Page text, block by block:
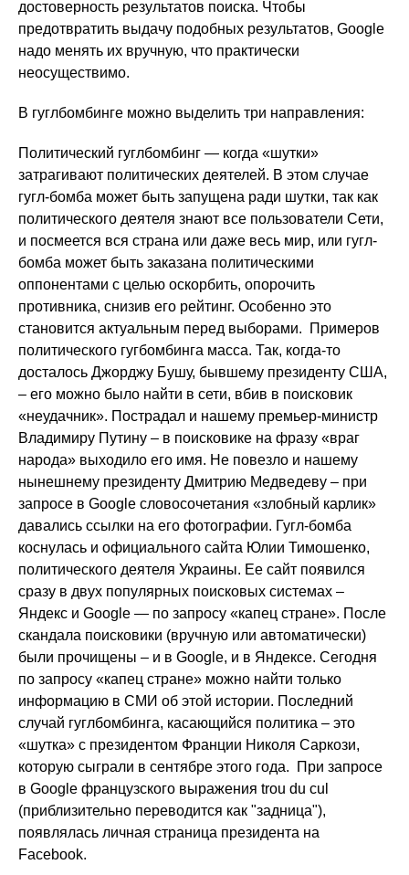
достоверность результатов поиска. Чтобы
предотвратить выдачу подобных результатов, Google
надо менять их вручную, что практически
неосуществимо.
В гуглбомбинге можно выделить три направления:
Политический гуглбомбинг — когда «шутки»
затрагивают политических деятелей. В этом случае
гугл-бомба может быть запущена ради шутки, так как
политического деятеля знают все пользователи Сети,
и посмеется вся страна или даже весь мир, или гугл-
бомба может быть заказана политическими
оппонентами с целью оскорбить, опорочить
противника, снизив его рейтинг. Особенно это
становится актуальным перед выборами. Примеров
политического гугбомбинга масса. Так, когда-то
досталось Джорджу Бушу, бывшему президенту США,
– его можно было найти в сети, вбив в поисковик
«неудачник». Пострадал и нашему премьер-министр
Владимиру Путину – в поисковике на фразу «враг
народа» выходило его имя. Не повезло и нашему
нынешнему президенту Дмитрию Медведеву – при
запросе в Google словосочетания «злобный карлик»
давались ссылки на его фотографии. Гугл-бомба
коснулась и официального сайта Юлии Тимошенко,
политического деятеля Украины. Ее сайт появился
сразу в двух популярных поисковых системах –
Яндекс и Google — по запросу «капец стране». После
скандала поисковики (вручную или автоматически)
были прочищены – и в Google, и в Яндексе. Сегодня
по запросу «капец стране» можно найти только
информацию в СМИ об этой истории. Последний
случай гуглбомбинга, касающийся политика – это
«шутка» с президентом Франции Николя Саркози,
которую сыграли в сентябре этого года. При запросе
в Google французского выражения trou du cul
(приблизительно переводится как "задница"),
появлялась личная страница президента на
Facebook.